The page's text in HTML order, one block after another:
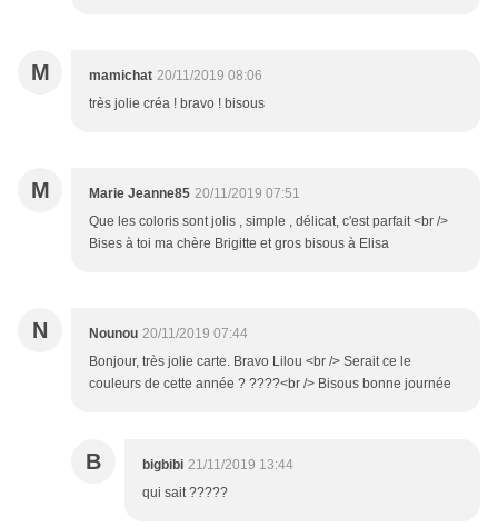
M mamichat 20/11/2019 08:06
très jolie créa ! bravo ! bisous
M Marie Jeanne85 20/11/2019 07:51
Que les coloris sont jolis , simple , délicat, c'est parfait <br />
Bises à toi ma chère Brigitte et gros bisous à Elisa
N Nounou 20/11/2019 07:44
Bonjour, très jolie carte. Bravo Lilou <br /> Serait ce le
couleurs de cette année ? ????<br /> Bisous bonne journée
B bigbibi 21/11/2019 13:44
qui sait ?????